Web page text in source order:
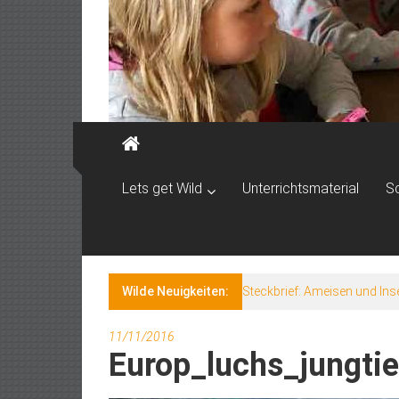
Lets get Wild Unterrichtsmaterial
Wilde Neuigkeiten: Steckbrief: Ameisen und
11/11/2016